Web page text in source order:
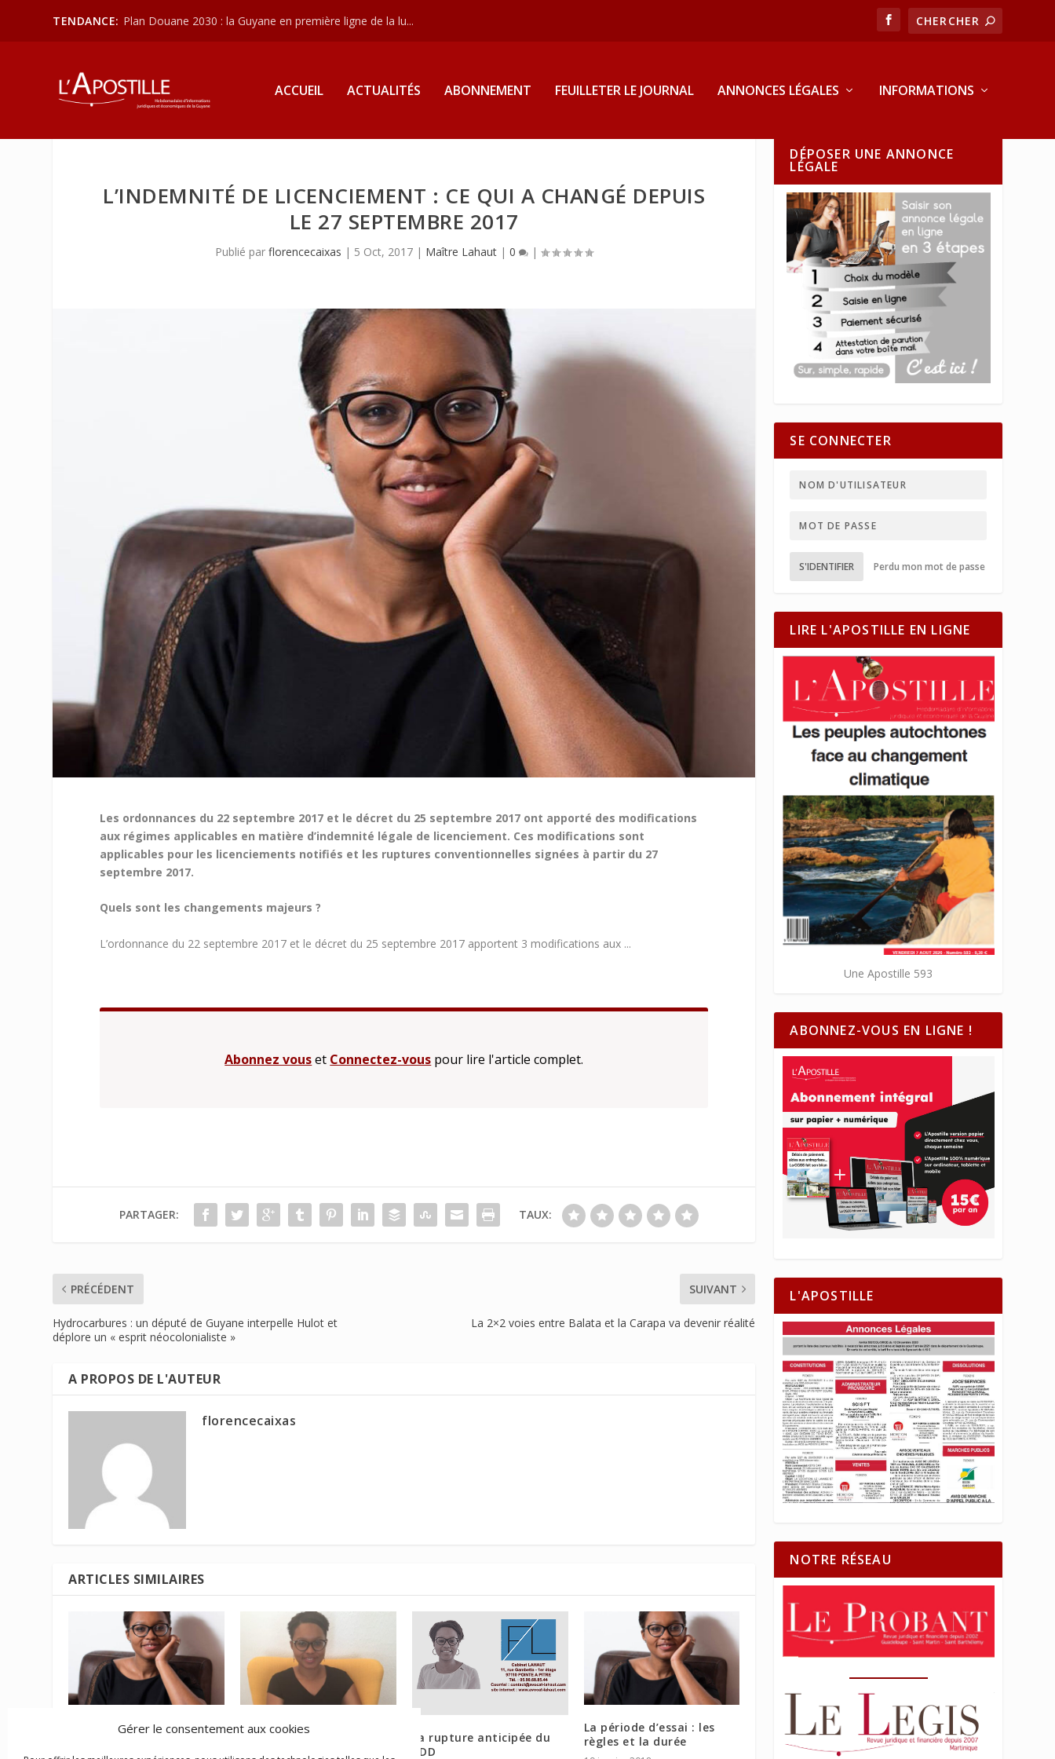
Gérer le consentement aux cookies
TENDANCE: Plan Douane 2030 : la Guyane en première ligne de la lu...
ACCUEIL ACTUALITÉS ABONNEMENT FEUILLETER LE JOURNAL ANNONCES LÉGALES INFORMATIONS
L’INDEMNITÉ DE LICENCIEMENT : CE QUI A CHANGÉ DEPUIS
LE 27 SEPTEMBRE 2017
Publié parflorencecaixas | 5 Oct, 2017 | Maître Lahaut |0 |
Les ordonnances du 22 septembre 2017 et le décret du 25 septembre 2017 ont apporté des modifications
aux régimes applicables en matière d’indemnité légale de licenciement. Ces modifications sont
applicables pour les licenciements notifiés et les ruptures conventionnelles signées à partir du 27
septembre 2017.
Quels sont les changements majeurs ?
L’ordonnance du 22 septembre 2017 et le décret du 25 septembre 2017 apportent 3 modifications aux ...
Abonnez vouset Connectez-vous pour lire l'article complet.
PARTAGER: TAUX:
PRÉCÉDENT
Hydrocarbures : un député de Guyane interpelle Hulot et
déplore un « esprit néocolonialiste »
SUIVANT
La 2×2 voies entre Balata et la Carapa va devenir réalité
A PROPOS DE L'AUTEUR
florencecaixas
ARTICLES SIMILAIRES
La mise à pied
pied à titre conservatoire
La rupture
procédure à respecter,
La rupture anticipée du
CDD
La période d’essai : les
règles et la durée
DÉPOSER UNE ANNONCE
LÉGALE
SE CONNECTER
S'IDENTIFIER Perdu mon mot de passe
LIRE L'APOSTILLE EN LIGNE
Une Apostille 593
ABONNEZ-VOUS EN LIGNE !
L'APOSTILLE
NOTRE RÉSEAU